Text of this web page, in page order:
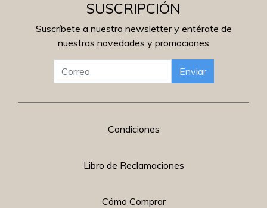
SUSCRIPCIÓN
Suscríbete a nuestro newsletter y entérate de
nuestras novedades y promociones
Enviar
Condiciones
Libro de Reclamaciones
Cómo Comprar